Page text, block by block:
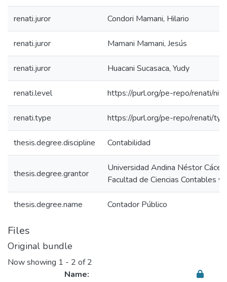
renati.juror Condori Mamani, Hilario
renati.juror Mamani Mamani, Jesús
renati.juror Huacani Sucasaca, Yudy
renati.level https://purl.org/pe-repo/renati/
renati.type https://purl.org/pe-repo/renati/
thesis.degree.discipline Contabilidad
thesis.degree.grantor
Universidad Andina Néstor
Facultad de Ciencias Contables y
thesis.degree.name Contador Público
Files
Original bundle
Now showing 1 - 2 of 2
Name: